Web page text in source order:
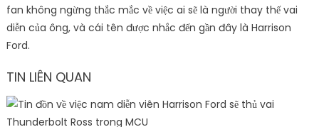
fan không ngừng thắc mắc về việc ai sẽ là người thay thế vai
diễn của ông, và cái tên được nhắc đến gần đây là Harrison
Ford.
TIN LIÊN QUAN